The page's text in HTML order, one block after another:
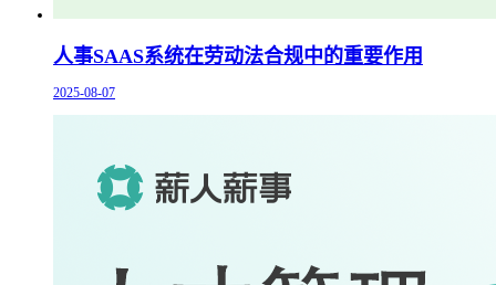
人事SAAS系统在劳动法合规中的重要作用
2025-08-07